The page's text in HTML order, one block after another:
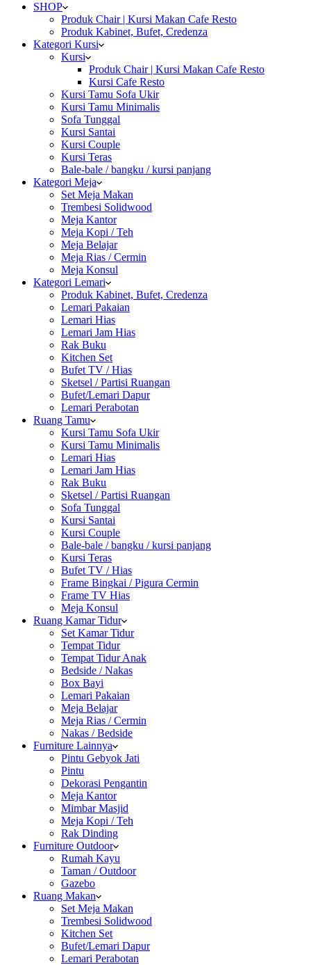
SHOP
Produk Chair | Kursi Makan Cafe Resto
Produk Kabinet, Bufet, Credenza
Kategori Kursi
Kursi
Produk Chair | Kursi Makan Cafe Resto
Kursi Cafe Resto
Kursi Tamu Sofa Ukir
Kursi Tamu Minimalis
Sofa Tunggal
Kursi Santai
Kursi Couple
Kursi Teras
Bale-bale / bangku / kursi panjang
Kategori Meja
Set Meja Makan
Trembesi Solidwood
Meja Kantor
Meja Kopi / Teh
Meja Belajar
Meja Rias / Cermin
Meja Konsul
Kategori Lemari
Produk Kabinet, Bufet, Credenza
Lemari Pakaian
Lemari Hias
Lemari Jam Hias
Rak Buku
Kitchen Set
Bufet TV / Hias
Sketsel / Partisi Ruangan
Bufet/Lemari Dapur
Lemari Perabotan
Ruang Tamu
Kursi Tamu Sofa Ukir
Kursi Tamu Minimalis
Lemari Hias
Lemari Jam Hias
Rak Buku
Sketsel / Partisi Ruangan
Sofa Tunggal
Kursi Santai
Kursi Couple
Bale-bale / bangku / kursi panjang
Kursi Teras
Bufet TV / Hias
Frame Bingkai / Pigura Cermin
Frame TV Hias
Meja Konsul
Ruang Kamar Tidur
Set Kamar Tidur
Tempat Tidur
Tempat Tidur Anak
Bedside / Nakas
Box Bayi
Lemari Pakaian
Meja Belajar
Meja Rias / Cermin
Nakas / Bedside
Furniture Lainnya
Pintu Gebyok Jati
Pintu
Dekorasi Pengantin
Meja Kantor
Mimbar Masjid
Meja Kopi / Teh
Rak Dinding
Furniture Outdoor
Rumah Kayu
Taman / Outdoor
Gazebo
Ruang Makan
Set Meja Makan
Trembesi Solidwood
Kitchen Set
Bufet/Lemari Dapur
Lemari Perabotan